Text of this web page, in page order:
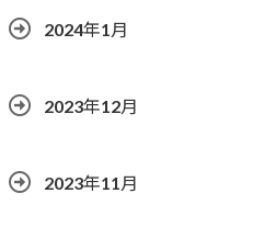
2024年1月
2023年12月
2023年11月